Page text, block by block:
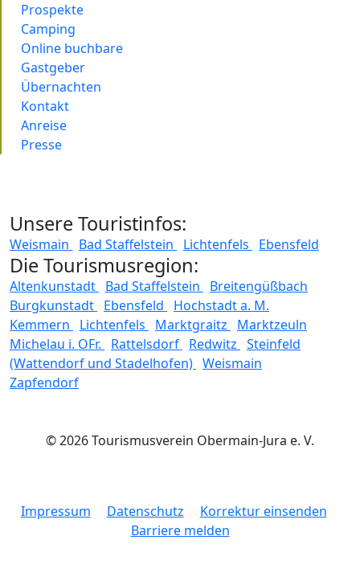
Prospekte
Camping
Online buchbare
Gastgeber
Übernachten
Kontakt
Anreise
Presse
Unsere Touristinfos:
Weismain Bad Staffelstein Lichtenfels Ebensfeld
Die Tourismusregion:
Altenkunstadt Bad Staffelstein
Breitengüßbach
Burgkunstadt Ebensfeld
Hochstadt a. M.
Kemmern
Lichtenfels Marktgraitz
Marktzeuln
Michelau i. OFr.
Rattelsdorf Redwitz Steinfeld
(Wattendorf und Stadelhofen) Weismain
Zapfendorf
© 2026 Tourismusverein Obermain-Jura e. V.
Impressum Datenschutz
Korrektur einsenden
Barriere melden